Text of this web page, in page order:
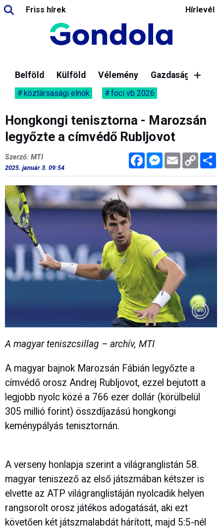
Friss hírek Hírlevél
Belföld Külföld Vélemény Gazdaság
köztársasági elnök foci vb 2026
Hongkongi tenisztorna - Marozsán
legyőzte a címvédő Rubljovot
FacebookMessenger
Email Copy
Link
Szerző: MTI
2025. január 3. 09:54
A magyar teniszcsillag – archív, MTI
A magyar bajnok Marozsán Fábián legyőzte a
címvédő orosz Andrej Rubljovot, ezzel bejutott a
legjobb nyolc közé a 766 ezer dollár (körülbelül
305 millió forint) összdíjazású hongkongi
keménypályás tenisztornán.
A verseny honlapja szerint a világranglistán 58.
magyar teniszező az első játszmában kétszer is
elvette az ATP világranglistáján nyolcadik helyen
rangsorolt orosz játékos adogatását, aki ezt
követően két játszmalabdát hárított, majd 5:5-nél